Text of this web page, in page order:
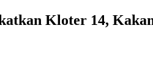
Kloter 14,